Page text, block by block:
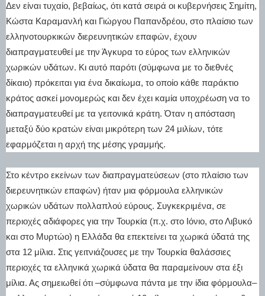
Δεν είναι τυχαίο, βεβαίως, ότι κατά σειρά οι κυβερνήσεις Σημίτη,
Κώστα Καραμανλή και Γιώργου Παπανδρέου, στο πλαίσιο των
ελληνοτουρκικών διερευνητικών επαφών, έχουν
διαπραγματευθεί με την Άγκυρα το εύρος των ελληνικών
χωρικών υδάτων. Κι αυτό παρότι (σύμφωνα με το διεθνές
δίκαιο) πρόκειται για ένα δικαίωμα, το οποίο κάθε παράκτιο
κράτος ασκεί μονομερώς και δεν έχει καμία υποχρέωση να το
διαπραγματευθεί με τα γειτονικά κράτη. Όταν η απόσταση
μεταξύ δύο κρατών είναι μικρότερη των 24 μιλίων, τότε
εφαρμόζεται η αρχή της μέσης γραμμής.
Στο κέντρο εκείνων των διαπραγματεύσεων (στο πλαίσιο των
διερευνητικών επαφών) ήταν μια φόρμουλα ελληνικών
χωρικών υδάτων πολλαπλού εύρους. Συγκεκριμένα, σε
περιοχές αδιάφορες για την Τουρκία (π.χ. στο Ιόνιο, στο Λιβυκό
και στο Μυρτώο) η Ελλάδα θα επεκτείνει τα χωρικά ύδατά της
στα 12 μίλια. Στις γειτνιάζουσες με την Τουρκία θαλάσσιες
περιοχές τα ελληνικά χωρικά ύδατα θα παραμείνουν στα έξι
μίλια. Ας σημειωθεί ότι –σύμφωνα πάντα με την ίδια φόρμουλα–